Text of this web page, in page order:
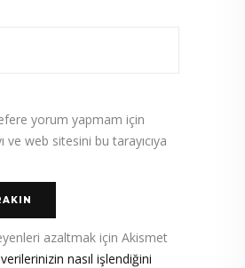
yorum yapmam için
ve web sitesini bu tarayıcıya
azaltmak için Akismet
nasıl işlendiğini